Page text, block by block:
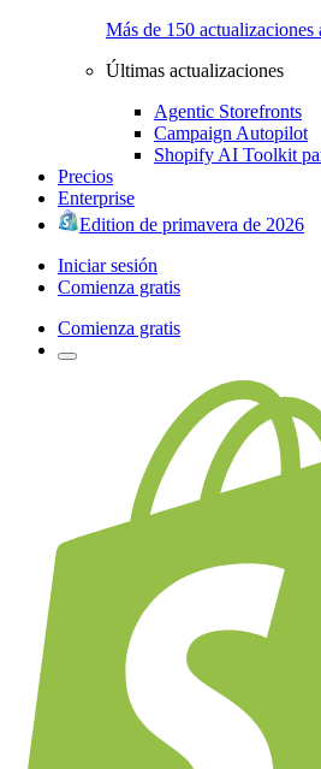
Más de 150
Últimas actualizaciones
Agentic Storefronts
Campaign Autopilot
Shopify AI Toolkit
Precios
Enterprise
Edition de primavera de 2026
Iniciar sesión
Comienza gratis
Comienza gratis